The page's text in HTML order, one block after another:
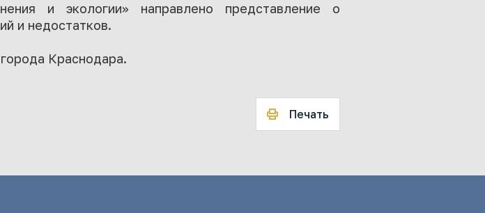
и экологии» направлено представление о
и недостатков.
Краснодара.
Печать